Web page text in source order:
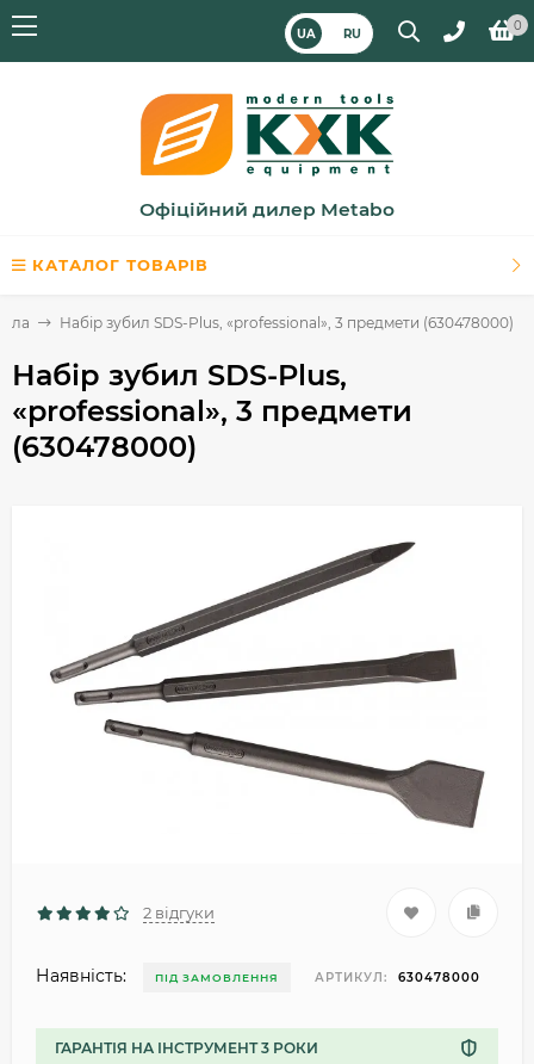
UA RU
0
Офіційний дилер Metabo
КАТАЛОГ ТОВАРІВ
Набір зубил SDS-Plus, «professional», 3 предмети (630478000)
Набір зубил SDS-Plus,
«professional», 3 предмети
(630478000)
2 відгуки
Наявність: ПІД ЗАМОВЛЕННЯ АРТИКУЛ: 630478000
ГАРАНТІЯ НА ІНСТРУМЕНТ 3 РОКИ